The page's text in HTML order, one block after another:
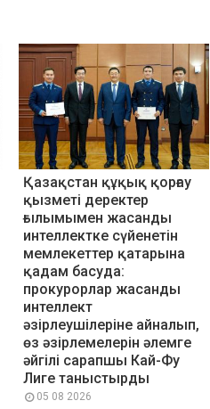
Қазақстан құқық қорғау
қызметі деректер
ғылымымен жасанды
интеллектке сүйенетін
мемлекеттер қатарына
қадам басуда:
прокурорлар жасанды
интеллект
әзірлеушілеріне айналып,
өз әзірлемелерін әлемге
әйгілі сарапшы Кай-Фу
Лиге таныстырды
05 08 2026